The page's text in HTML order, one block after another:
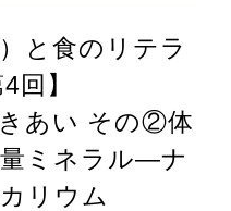
と食のリテラ
回】
あい その②体
ミネラル―ナ
リウム